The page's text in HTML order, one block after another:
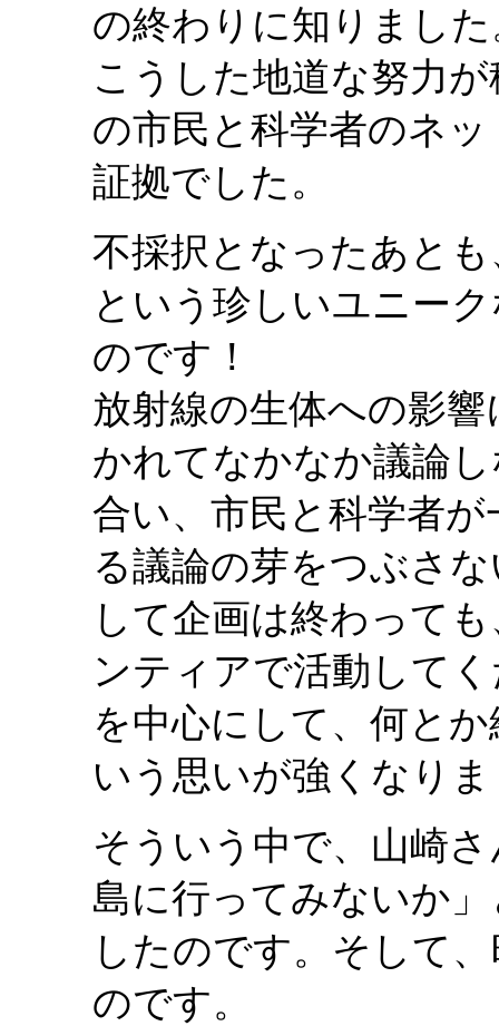
の終わりに知りまし
こうした地道な努力
の市民と科学者のネ
証拠でした。
不採択となったあと
という珍しいユニー
のです！
放射線の生体への影
かれてなかなか議論
合い、市民と科学者
る議論の芽をつぶさ
して企画は終わって
ンティアで活動して
を中心にして、何と
いう思いが強くなり
そういう中で、山崎
島に行ってみないか
したのです。そして
のです。